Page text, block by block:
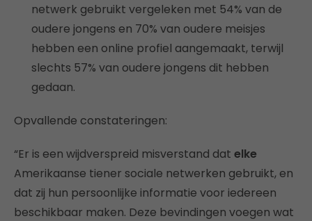
netwerk gebruikt vergeleken met 54% van de
oudere jongens en 70% van oudere meisjes
hebben een online profiel aangemaakt, terwijl
slechts 57% van oudere jongens dit hebben
gedaan.
Opvallende constateringen:
“Er is een wijdverspreid misverstand dat elke
Amerikaanse tiener sociale netwerken gebruikt, en
dat zij hun persoonlijke informatie voor iedereen
beschikbaar maken. Deze bevindingen voegen wat